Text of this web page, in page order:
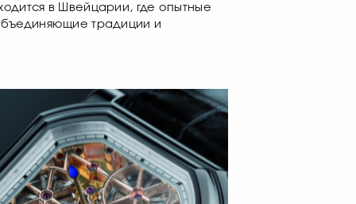
в Швейцарии, где опытные
традиции и